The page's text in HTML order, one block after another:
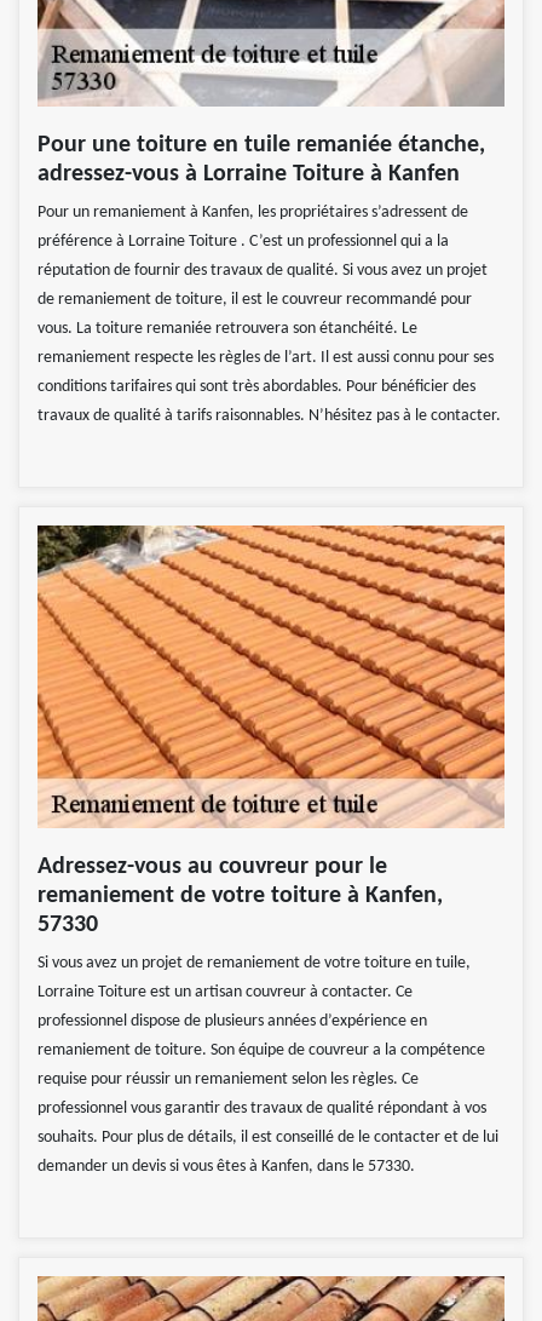
Pour une toiture en tuile remaniée étanche,
adressez-vous à Lorraine Toiture à Kanfen
Pour un remaniement à Kanfen, les propriétaires s’adressent de
préférence à Lorraine Toiture . C’est un professionnel qui a la
réputation de fournir des travaux de qualité. Si vous avez un projet
de remaniement de toiture, il est le couvreur recommandé pour
vous. La toiture remaniée retrouvera son étanchéité. Le
remaniement respecte les règles de l’art. Il est aussi connu pour ses
conditions tarifaires qui sont très abordables. Pour bénéficier des
travaux de qualité à tarifs raisonnables. N’hésitez pas à le contacter.
Adressez-vous au couvreur pour le
remaniement de votre toiture à Kanfen,
57330
Si vous avez un projet de remaniement de votre toiture en tuile,
Lorraine Toiture est un artisan couvreur à contacter. Ce
professionnel dispose de plusieurs années d’expérience en
remaniement de toiture. Son équipe de couvreur a la compétence
requise pour réussir un remaniement selon les règles. Ce
professionnel vous garantir des travaux de qualité répondant à vos
souhaits. Pour plus de détails, il est conseillé de le contacter et de lui
demander un devis si vous êtes à Kanfen, dans le 57330.